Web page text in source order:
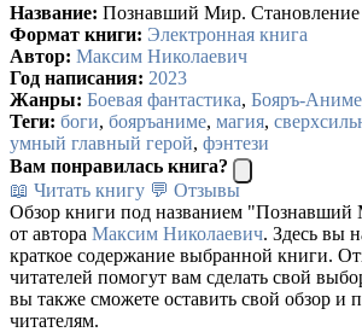
Название: Познавший Мир. Становление
Формат книги: Электронная книга
Автор: Максим Николаевич
Год написания: 2023
Жанры: Боевая фантастика, Бояръ-Аниме
Теги: боги, бояръаниме, магия,
умный главный герой, фэнтези
Вам понравилась книга?
📖 Читать книгу 💬 Отзывы
Обзор книги под названием "Познавший
от автора Максим Николаевич. Здесь вы
краткое содержание выбранной книги.
читателей помогут вам сделать свой
вы также сможете оставить свой обзор и
читателям.